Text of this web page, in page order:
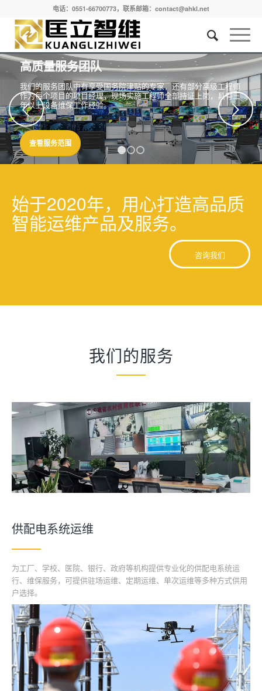
电话：0551-66700773，联系邮箱：contact@ahkl.net
高质量服务团队
我们的服务团队中有享受国务院津贴的专家，还有部分高级工程师
作为每个项目的项目经理，现场实施工程师全部持证上岗，具有三
年以上设备维保工作经验。
查看服务范围
下一页
始于2020年，用心打造高品质
智能运维产品及服务。
咨询我们
我们的服务
供配电系统运维
为工厂、学校、医院、银行、政府等机构提供专业化的供配电系统运
行、维保服务，可提供驻场运维、定期运维、单次运维等多种方式供用
户选择。